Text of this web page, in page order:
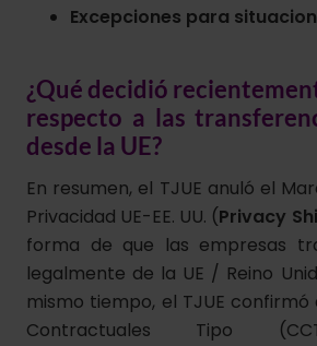
Excepciones para
¿Qué decidió
respecto a las
desde la UE?
En resumen, el TJUE anuló el
Privacidad UE-EE. UU. (Privacy
forma de que las empresas
legalmente de la UE / Reino
mismo tiempo, el TJUE confirmó
Contractuales Tipo